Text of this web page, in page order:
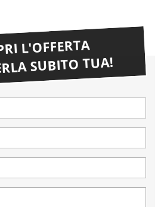
L'OFFERTA
SUBITO TUA!